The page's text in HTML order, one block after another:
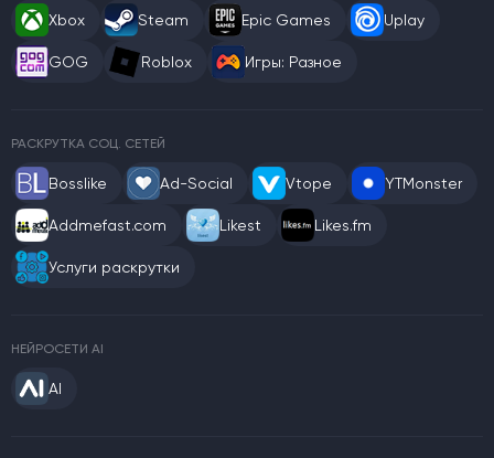
Xbox Steam Epic Games Uplay
GOG Roblox Игры: Разное
РАСКРУТКА СОЦ. СЕТЕЙ
Bosslike Ad-Social Vtope YTMonster
Addmefast.com Likest Likes.fm
Услуги раскрутки
НЕЙРОСЕТИ AI
AI